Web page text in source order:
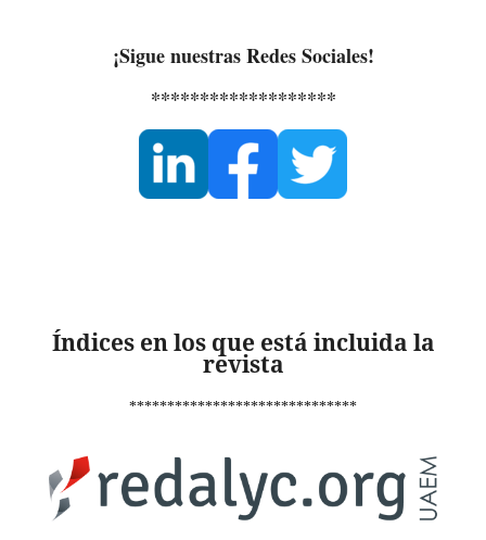
¡Sigue nuestras Redes Sociales!
*******************
Índices en los que está incluida la
revista
******************************